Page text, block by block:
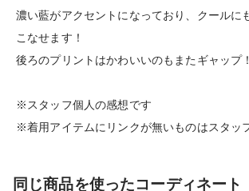
濃い藍がアクセントになっており、クールに
こなせます！
後ろのプリントはかわいいのもまたギャップ！
※スタッフ個人の感想です
※着用アイテムにリンクが無いものはスタッ
同じ商品を使ったコーディネート